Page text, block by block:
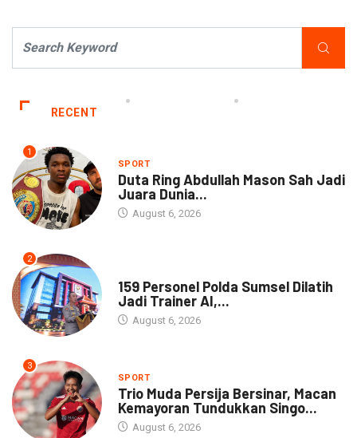
RECENT
1
SPORT
Duta Ring Abdullah Mason Sah Jadi
Juara Dunia...
August 6, 2026
2
159 Personel Polda Sumsel Dilatih
Jadi Trainer AI,...
August 6, 2026
3
SPORT
Trio Muda Persija Bersinar, Macan
Kemayoran Tundukkan Singo...
August 6, 2026